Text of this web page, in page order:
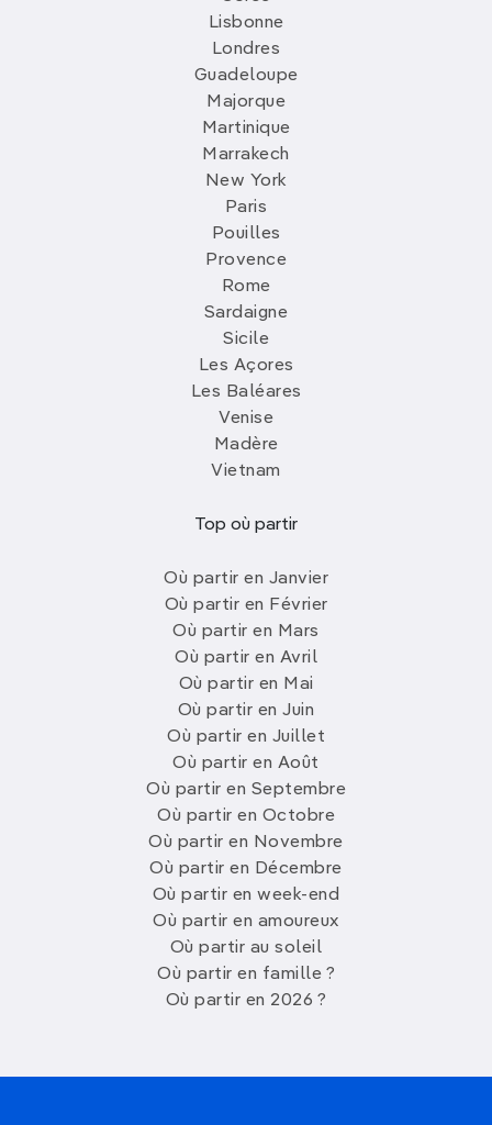
Lisbonne
Londres
Guadeloupe
Majorque
Martinique
Marrakech
New York
Paris
Pouilles
Provence
Rome
Sardaigne
Sicile
Les Açores
Les Baléares
Venise
Madère
Vietnam
Top où partir
Où partir en Janvier
Où partir en Février
Où partir en Mars
Où partir en Avril
Où partir en Mai
Où partir en Juin
Où partir en Juillet
Où partir en Août
Où partir en Septembre
Où partir en Octobre
Où partir en Novembre
Où partir en Décembre
Où partir en week-end
Où partir en amoureux
Où partir au soleil
Où partir en famille ?
Où partir en 2026 ?